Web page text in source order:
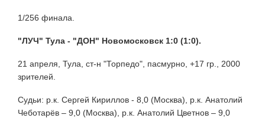
1/256 финала.
"ЛУЧ" Тула - "ДОН" Новомосковск 1:0 (1:0).
21 апреля, Тула, ст-н "Торпедо", пасмурно, +17 гр., 2000
зрителей.
Судьи: р.к. Сергей Кириллов - 8,0 (Москва), р.к. Анатолий
Чеботарёв – 9,0 (Москва), р.к. Анатолий Цветнов – 9,0